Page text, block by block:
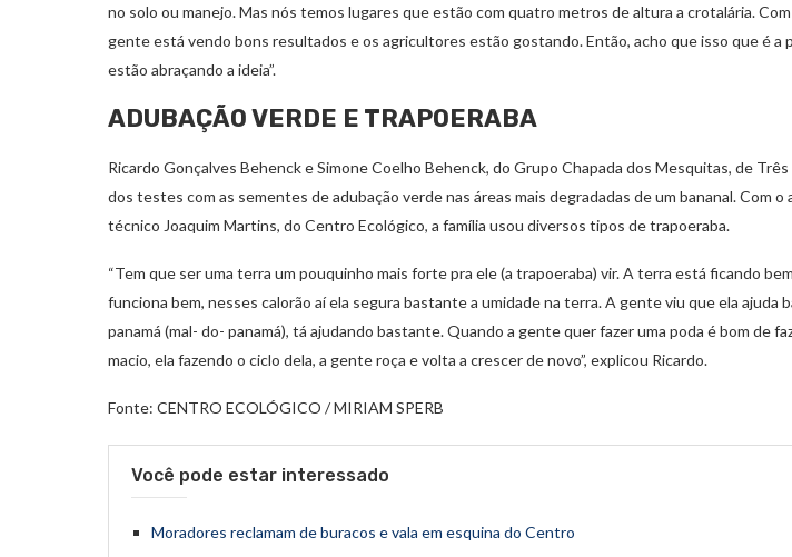
no solo ou manejo. Mas nós temos lugares que estão com quatro metros de altura a crotalária.
gente está vendo bons resultados e os agricultores estão gostando. Então, acho que isso que é a
estão abraçando a ideia”.
ADUBAÇÃO VERDE E TRAPOERABA
Ricardo Gonçalves Behenck e Simone Coelho Behenck, do Grupo Chapada dos Mesquitas, de
dos testes com as sementes de adubação verde nas áreas mais degradadas de um bananal. Com o
técnico Joaquim Martins, do Centro Ecológico, a família usou diversos tipos de trapoeraba.
“Tem que ser uma terra um pouquinho mais forte pra ele (a trapoeraba) vir. A terra está ficando
funciona bem, nesses calorão aí ela segura bastante a umidade na terra. A gente viu que ela ajuda
panamá (mal- do- panamá), tá ajudando bastante. Quando a gente quer fazer uma poda é bom de
macio, ela fazendo o ciclo dela, a gente roça e volta a crescer de novo”, explicou Ricardo.
Fonte: CENTRO ECOLÓGICO / MIRIAM SPERB
Você pode estar interessado
Moradores reclamam de buracos e vala em esquina do Centro